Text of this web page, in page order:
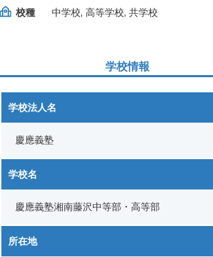
校種
中学校, 高等学校, 共学校
学校情報
学校法人名
慶應義塾
学校名
慶應義塾湘南藤沢中等部・高等部
所在地